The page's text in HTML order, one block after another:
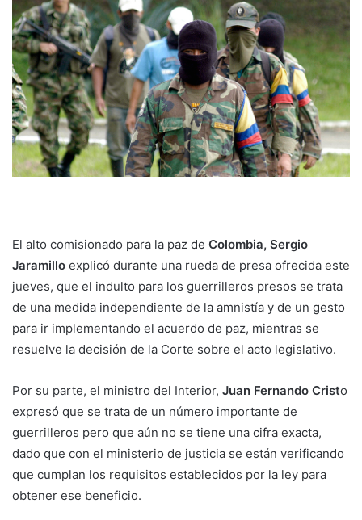
El alto comisionado para la paz de Colombia, Sergio
Jaramillo explicó durante una rueda de presa ofrecida este
jueves, que el indulto para los guerrilleros presos se trata
de una medida independiente de la amnistía y de un gesto
para ir implementando el acuerdo de paz, mientras se
resuelve la decisión de la Corte sobre el acto legislativo.
Por su parte, el ministro del Interior, Juan Fernando Cristo
expresó que se trata de un número importante de
guerrilleros pero que aún no se tiene una cifra exacta,
dado que con el ministerio de justicia se están verificando
que cumplan los requisitos establecidos por la ley para
obtener ese beneficio.